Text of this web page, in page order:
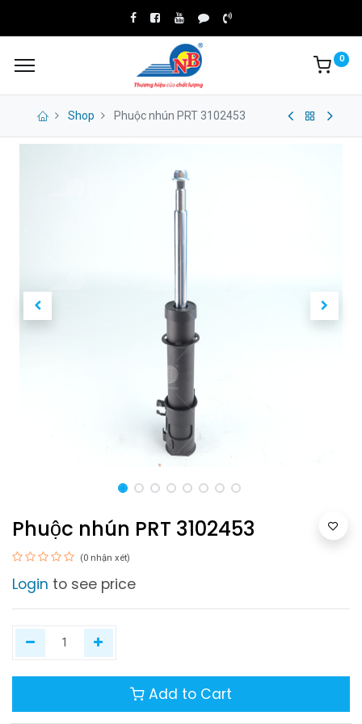
0
Shop Phuộc nhún PRT 3102453
Phuộc nhún PRT 3102453
(0 nhận xét)
Login to see price
Add to Cart